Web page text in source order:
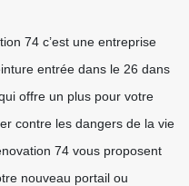
74 c’est une entreprise
entrée dans le 26 dans
offre un plus pour votre
contre les dangers de la vie
74 vous proposent
nouveau portail ou